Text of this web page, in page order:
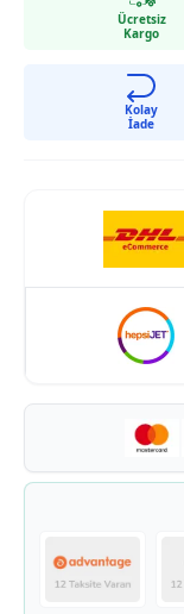
Ücretsiz
Kargo
Kolay
İade